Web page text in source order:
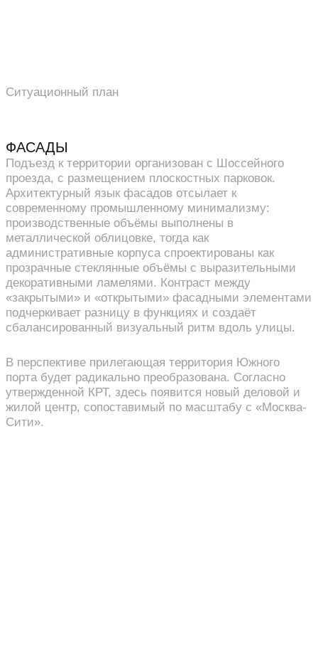
Ситуационный план
ФАСАДЫ
Подъезд к территории организован с Шоссейного
проезда, с размещением плоскостных парковок.
Архитектурный язык фасадов отсылает к
современному промышленному минимализму:
производственные объёмы выполнены в
металлической облицовке, тогда как
административные корпуса спроектированы как
прозрачные стеклянные объёмы с выразительными
декоративными ламелями. Контраст между
«закрытыми» и «открытыми» фасадными элементами
подчеркивает разницу в функциях и создаёт
сбалансированный визуальный ритм вдоль улицы.
В перспективе прилегающая территория Южного
порта будет радикально преобразована. Согласно
утвержденной КРТ, здесь появится новый деловой и
жилой центр, сопоставимый по масштабу с «Москва-
Сити».